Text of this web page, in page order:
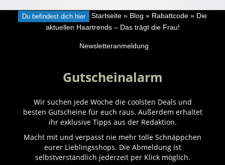
Du befindest dich hier Startseite » Blog » Rabattcode » Die
aktuellen Haartrends – Das trägt die Frau!
Newsletteranmeldung
Gutscheinalarm
Wir suchen jede Woche die coolsten Deals und
besten Gutscheine für euch raus. Außerdem erhaltet
ihr exklusive Tipps aus der Redaktion.
Macht mit und verpasst nie mehr tolle Schnäppchen
eurer Lieblingsshops. Die Abmeldung ist
selbstverständlich jederzeit per Klick möglich.